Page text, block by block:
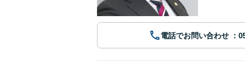
電話でお問い合わせ